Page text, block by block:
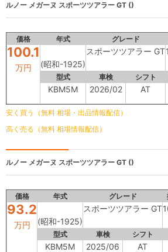
ルノー メガーヌ スポーツツアラー GT ()
価格 年式 グレード
100.1
万円 (昭和-1925)
スポーツツアラー GT
型式 車検 シフト
KBM5M 2026/02 AT
安く買う（無料 相場・出品情報配信）
高く売る（無料 相場情報配信）
ルノー メガーヌ スポーツツアラー GT ()
価格 年式 グレード
93.2
万円 (昭和-1925)
スポーツツアラー GT
型式 車検 シフト
KBM5M 2025/06 AT